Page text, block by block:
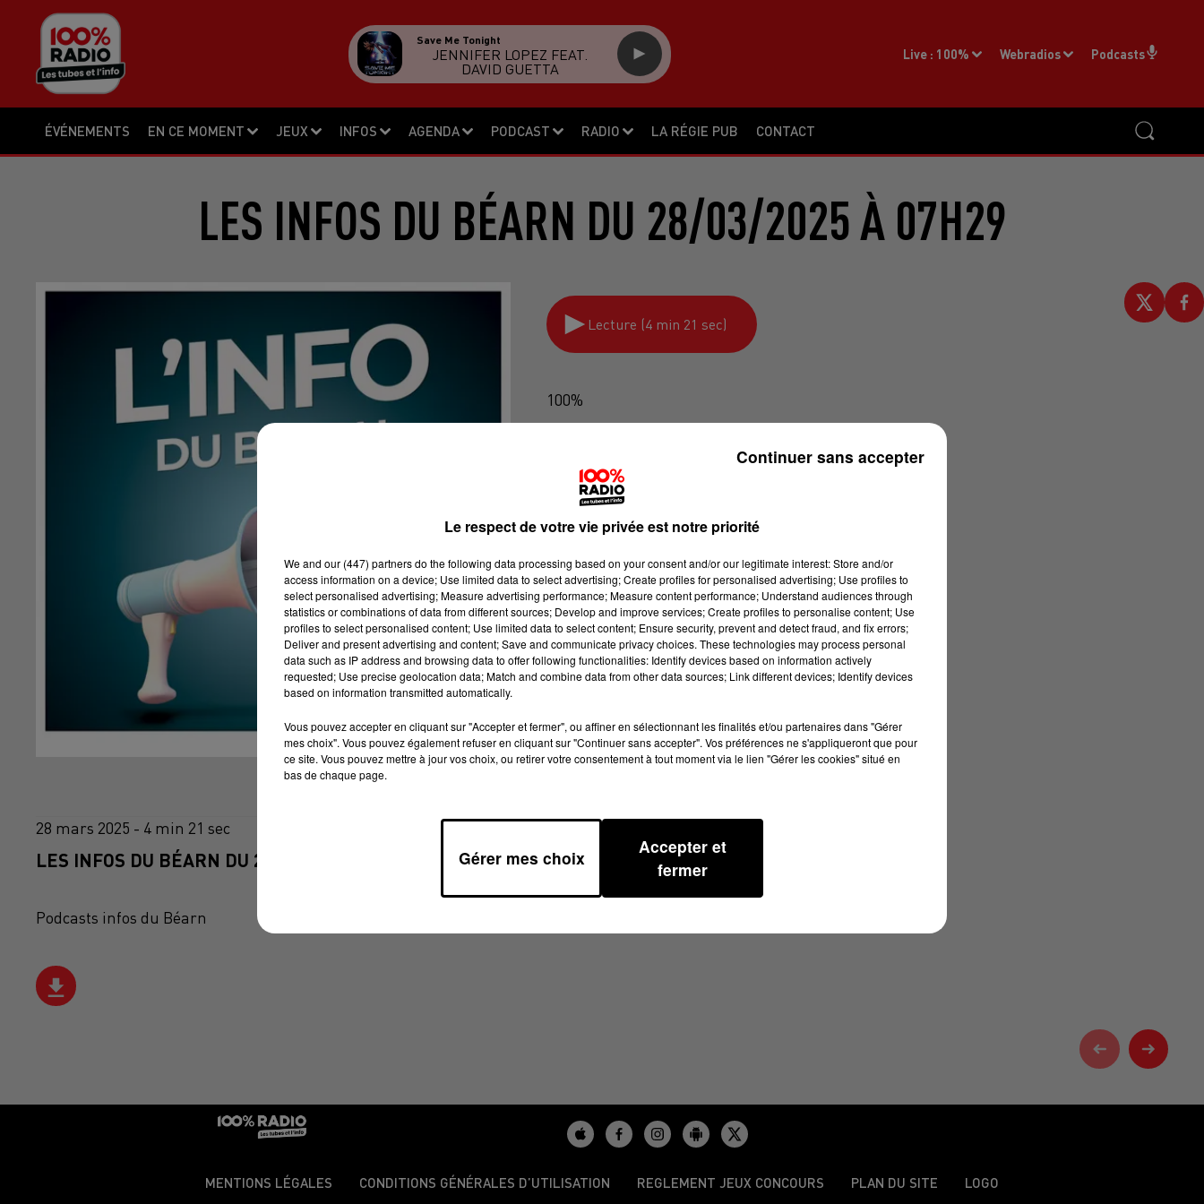
ÉVÉNEMENTS EN CE MOMENT JEUX INFOS AGENDA PODCAST RADIO LA RÉGIE PUB CONTACT
Live : 100% Webradios Podcasts
Save Me Tonight
JENNIFER LOPEZ FEAT.
DAVID GUETTA
LES INFOS DU BÉARN DU 28/03/2025 À 07H29
Lecture (4 min 21 sec)
100%
28 mars 2025 - 4 min 21 sec
LES INFOS DU BÉARN DU 28/03/2025 À 07H29
Podcasts infos du Béarn
MENTIONS LÉGALES CONDITIONS GÉNÉRALES D’UTILISATION REGLEMENT JEUX CONCOURS PLAN DU SITE LOGO
Le respect de votre vie privée est notre priorité
We and our (447) partnersdo the following data processing based on your consent and/or our legitimate interest: Store and/or
access information on a device; Use limited data to select advertising; Create profiles for personalised advertising; Use profiles to
select personalised advertising; Measure advertising performance; Measure content performance; Understand audiences through
statistics or combinations of data from different sources; Develop and improve services; Create profiles to personalise content; Use
profiles to select personalised content; Use limited data to select content; Ensure security, prevent and detect fraud, and fix errors;
Deliver and present advertising and content; Save and communicate privacy choices. These technologies may process personal
data such as IP address and browsing data to offer following functionalities: Identify devices based on information actively
requested; Use precise geolocation data; Match and combine data from other data sources; Link different devices; Identify devices
based on information transmitted automatically.
Vous pouvez accepter en cliquant sur "Accepter et fermer", ou affiner en sélectionnant les finalités et/ou partenaires dans "Gérer
mes choix". Vous pouvez également refuser en cliquant sur "Continuer sans accepter". Vos préférences ne s'appliqueront que pour
ce site. Vous pouvez mettre à jour vos choix, ou retirer votre consentement à tout moment via le lien "Gérer les cookies" situé en
bas de chaque page.
Gérer mes choix
Accepter et
fermer
Continuer sans accepter